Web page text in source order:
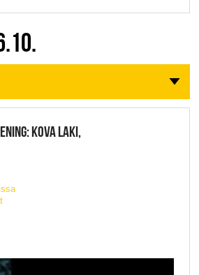
KOVA LAKI,